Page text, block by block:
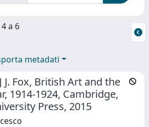
a 6
metadati
J. Fox, British Art and the
1914-1924, Cambridge,
Press, 2015